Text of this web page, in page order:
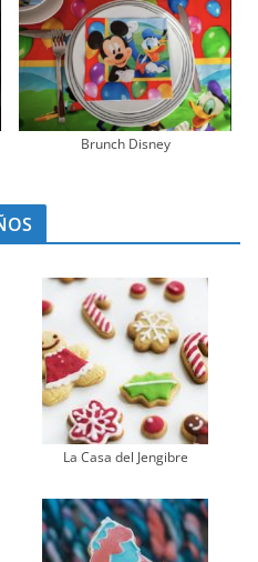
Brunch Disney
La Casa del Jengibre